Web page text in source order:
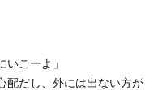
こーよ」
配だし、外には出ない方が